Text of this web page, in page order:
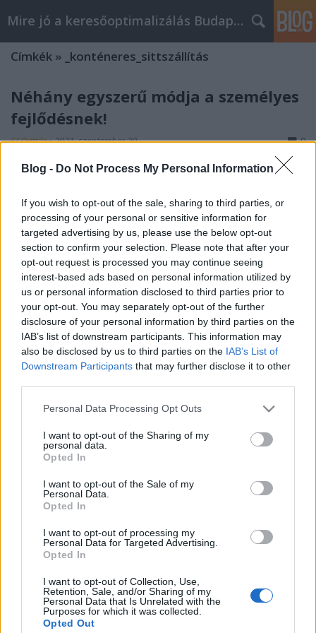
Blog - Do Not Process My Personal Information
If you wish to opt-out of the sale, sharing to third parties, or
processing of your personal or sensitive information for
targeted advertising by us, please use the below opt-out
section to confirm your selection. Please note that after your
opt-out request is processed you may continue seeing
interest-based ads based on personal information utilized by
us or personal information disclosed to third parties prior to
your opt-out. You may separately opt-out of the further
disclosure of your personal information by third parties on the
IAB’s list of downstream participants. This information may
also be disclosed by us to third parties on the IAB’s List of
Downstream Participants that may further disclose it to other
Please note that this website/app uses one or more Google
not limited to your visit or usage behaviour. You may click to
grant or deny consent to Google and its third-party tags to
use your data for below specified purposes in below Google
consent section.
Personal Data Processing Opt Outs
I want to opt-out of the Sharing of my
personal data.
Opted In
I want to opt-out of the Sale of my
Personal Data.
Opted In
I want to opt-out of processing my
Personal Data for Targeted Advertising.
Opted In
I want to opt-out of Collection, Use,
Retention, Sale, and/or Sharing of my
Personal Data that Is Unrelated with the
Purposes for which it was collected.
Opted Out
Mire jó a keresőoptimalizálás Budapesten?
Címkék » _konténeres_sittszállítás
Néhány egyszerű módja a személyes
fejlődésnek!
SEOattila•2021. szeptember 20. 0
Néhány egyszerű módja a személyes fejlődésnek! A
aspektusa. Az egész személyiségedet fejlesztened
kell ahhoz, hogy optimális formában legyél,
beleértve a testedet, az elmédet és a szellemedet is.
Ezek a tippek segítenek abban, hogy teljesebb és…
Ismerkedjen meg néhány értékes
email marketing stratégiával!
SEOattila•2021. szeptember 01.
Ismerkedjen meg néhány értékes email marketing
stratégiával! Mindenki tudja, hogy a sikeres
vállalkozás érdekében fontos a jó
módja van a termékek értékesítésének, az e-mail
marketing nagyszerű módja az internet
Új autósiskola és jogosítvány cikk
marketing? Ezek a tippek
segíthetnek!
Új autósiskola és jogosítvány cikk marketing? Ezek a
tippek segíthetnek! A webes üzletek egyik